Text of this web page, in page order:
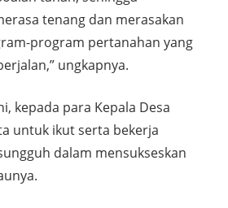
tenang dan merasakan
program pertanahan yang
ungkapnya.
kepada para Kepala Desa
untuk ikut serta bekerja
dalam mensukseskan